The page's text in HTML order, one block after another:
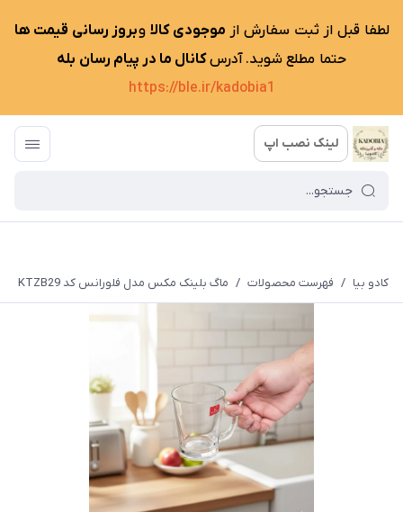
لطفا قبل از ثبت سفارش از موجودی کالا وبروز رسانی قیمت ها
حتما مطلع شوید. آدرسکانال ما در پیام رسان بله
https://ble.ir/kadobia1
لینک نصب اپ
کادو بیا / فهرست محصولات / ماگ بلینک مکس مدل فلورانس کد KTZB29